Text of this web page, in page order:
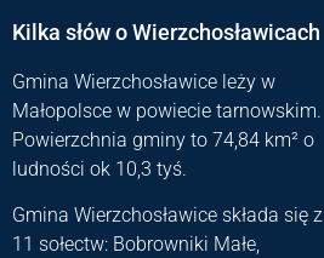
Kilka słów o Wierzchosławicach
Gmina Wierzchosławice leży w
Małopolsce w powiecie tarnowskim.
Powierzchnia gminy to 74,84 km² o
ludności ok 10,3 tyś.
Gmina Wierzchosławice składa się z
11 sołectw: Bobrowniki Małe,